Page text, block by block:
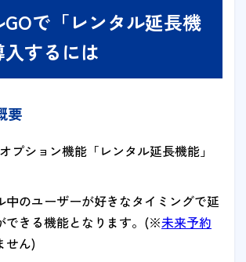
GOで「レンタル延長機
するには
要
プション機能「レンタル延長機能」
中のユーザーが好きなタイミングで延
できる機能となります。(※未来予約
せん)